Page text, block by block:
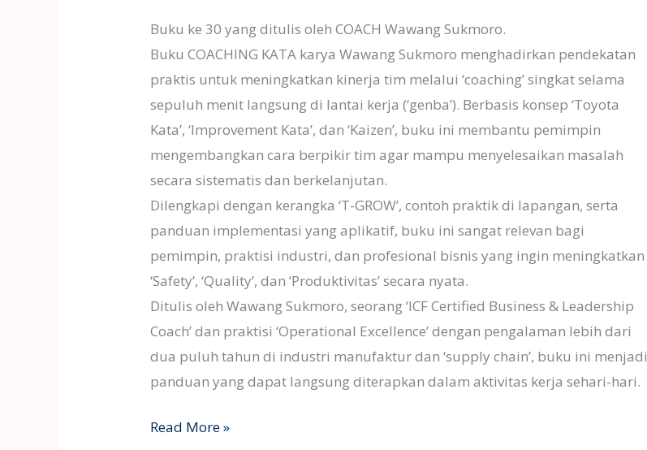
Buku ke 30 yang ditulis oleh COACH Wawang Sukmoro.
Buku COACHING KATA karya Wawang Sukmoro menghadirkan pendekatan
praktis untuk meningkatkan kinerja tim melalui ‘coaching’ singkat selama
sepuluh menit langsung di lantai kerja (‘genba’). Berbasis konsep ‘Toyota
Kata’, ‘Improvement Kata’, dan ‘Kaizen’, buku ini membantu pemimpin
mengembangkan cara berpikir tim agar mampu menyelesaikan masalah
secara sistematis dan berkelanjutan.
Dilengkapi dengan kerangka ‘T-GROW’, contoh praktik di lapangan, serta
panduan implementasi yang aplikatif, buku ini sangat relevan bagi
pemimpin, praktisi industri, dan profesional bisnis yang ingin meningkatkan
‘Safety’, ‘Quality’, dan ‘Produktivitas’ secara nyata.
Ditulis oleh Wawang Sukmoro, seorang ‘ICF Certified Business & Leadership
Coach’ dan praktisi ‘Operational Excellence’ dengan pengalaman lebih dari
dua puluh tahun di industri manufaktur dan ‘supply chain’, buku ini menjadi
panduan yang dapat langsung diterapkan dalam aktivitas kerja sehari-hari.
Genba
Read More »